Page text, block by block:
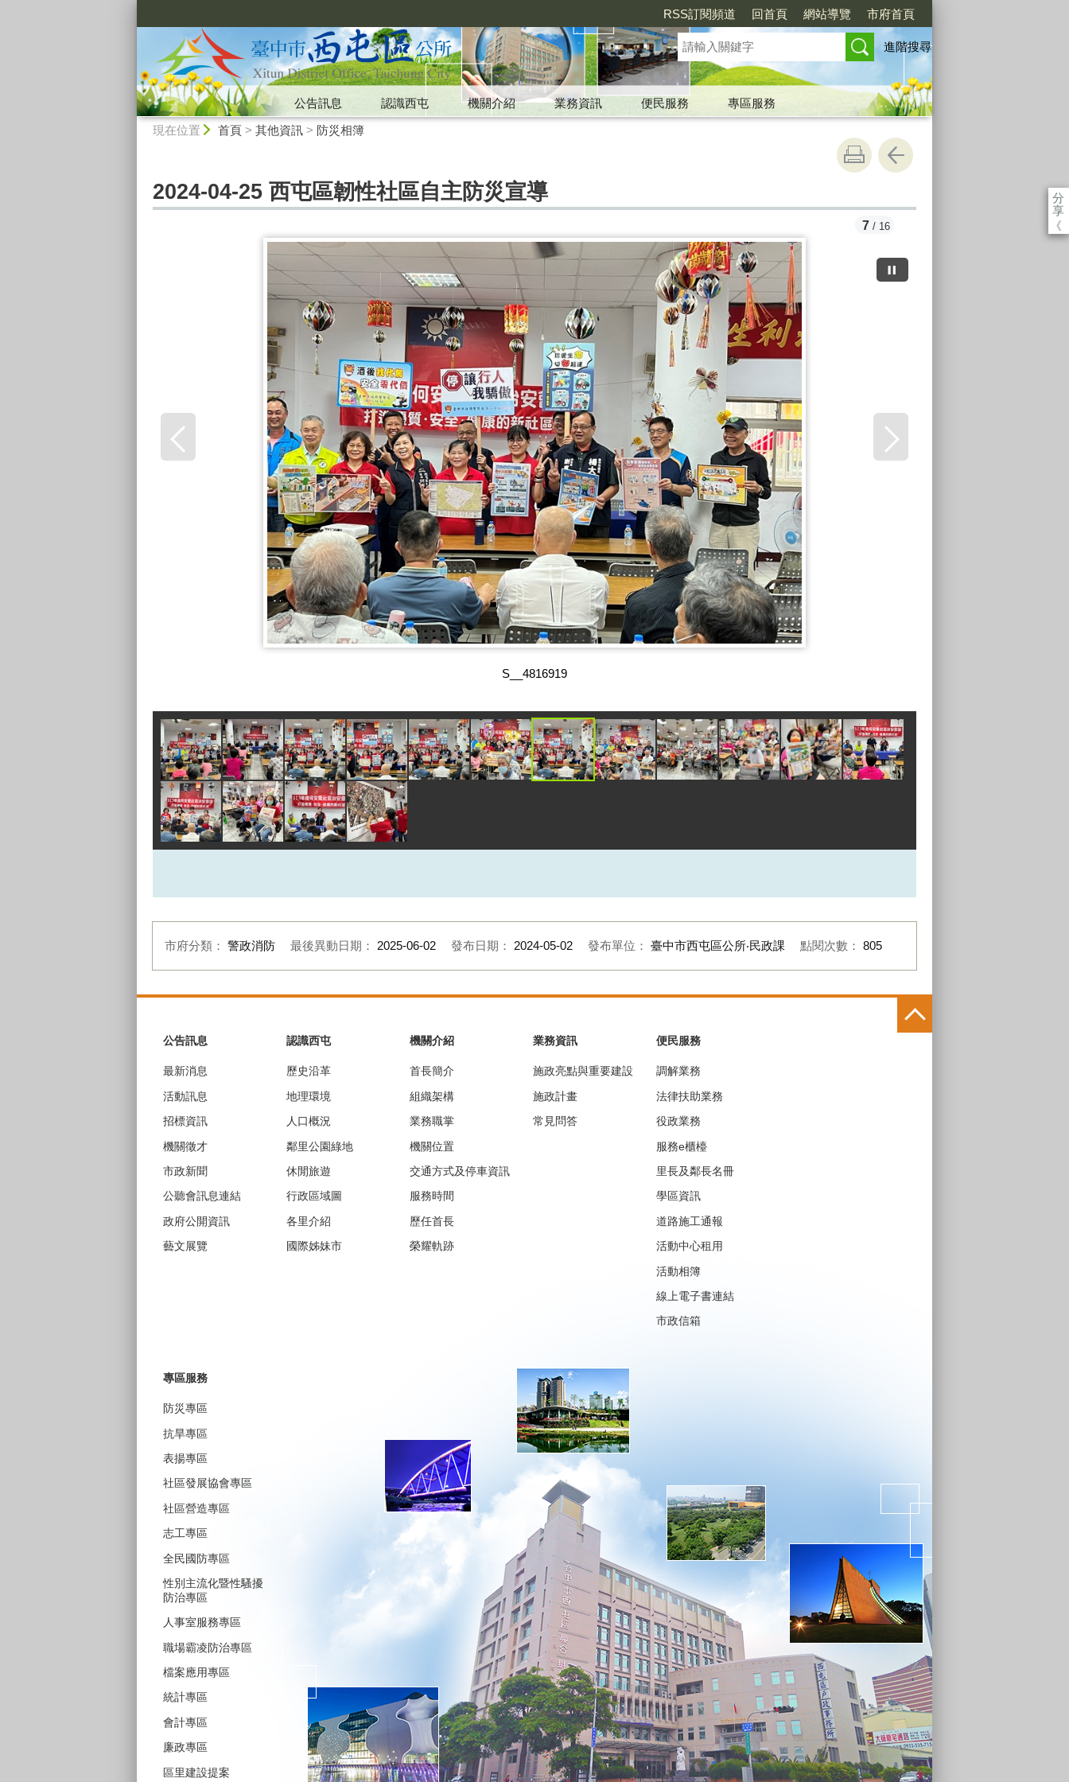
RSS訂閱頻道 回首頁 網站導覽 市府首頁
進階搜尋
公告訊息 認識西屯 機關介紹 業務資訊 便民服務
專區服務
現在位置 首頁> 其他資訊> 防災相簿
分
享
《
2024-04-25 西屯區韌性社區自主防災宣導
S__4816919
7 / 16
市府分類： 警政消防 最後異動日期： 2025-06-02 發布日期： 2024-05-02 發布單位： 臺中市西屯區公所‧民政課 點閱次數： 805
公告訊息
最新消息
活動訊息
招標資訊
機關徵才
市政新聞
公聽會訊息連結
政府公開資訊
藝文展覽
認識西屯
歷史沿革
地理環境
人口概況
鄰里公園綠地
休閒旅遊
行政區域圖
各里介紹
國際姊妹市
機關介紹
首長簡介
組織架構
業務職掌
機關位置
交通方式及停車資訊
服務時間
歷任首長
榮耀軌跡
業務資訊
施政亮點與重要建設
施政計畫
常見問答
便民服務
調解業務
法律扶助業務
役政業務
服務e櫃檯
里長及鄰長名冊
學區資訊
道路施工通報
活動中心租用
活動相簿
線上電子書連結
市政信箱
專區服務
防災專區
抗旱專區
表揚專區
社區發展協會專區
社區營造專區
志工專區
全民國防專區
性別主流化暨性騷擾
防治專區
人事室服務專區
職場霸凌防治專區
檔案應用專區
統計專區
會計專區
廉政專區
區里建設提案